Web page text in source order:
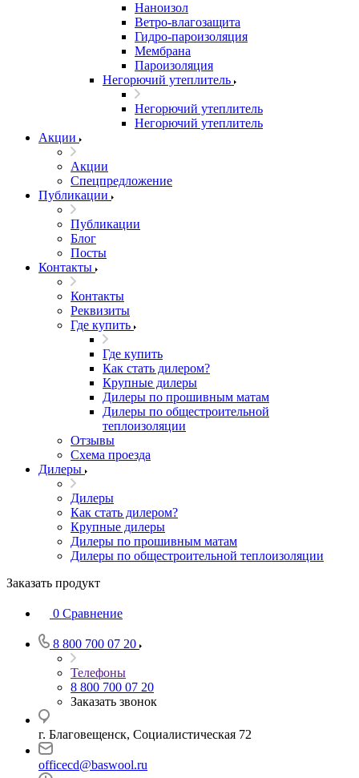
Наноизол
Ветро-влагозащита
Гидро-пароизоляция
Мембрана
Пароизоляция
Негорючий утеплитель
Негорючий утеплитель
Негорючий утеплитель
Акции
Акции
Спецпредложение
Публикации
Публикации
Блог
Посты
Контакты
Контакты
Реквизиты
Где купить
Где купить
Как стать дилером?
Крупные дилеры
Дилеры по прошивным матам
Дилеры по общестроительной
теплоизоляции
Отзывы
Схема проезда
Дилеры
Дилеры
Как стать дилером?
Крупные дилеры
Дилеры по прошивным матам
Дилеры по общестроительной теплоизоляции
Заказать продукт
0 Сравнение
8 800 700 07 20
Телефоны
8 800 700 07 20
Заказать звонок
г. Благовещенск, Социалистическая 72
officecd@baswool.ru